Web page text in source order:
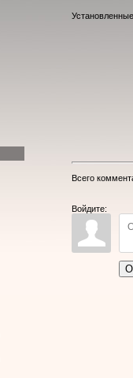
Всего
Войдите: